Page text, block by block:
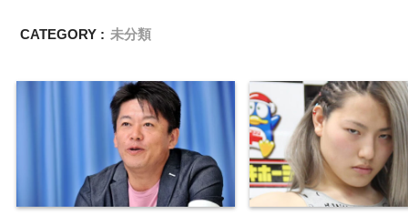
CATEGORY : 未分類